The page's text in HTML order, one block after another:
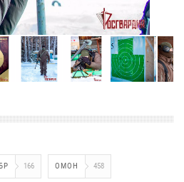
166 ОМОН 458